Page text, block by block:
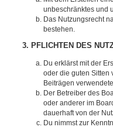
unbeschränktes und
Das Nutzungsrecht
bestehen.
3. PFLICHTEN DES
Du erklärst mit der
oder die guten Sitten
Beiträgen
Der Betreiber des
oder anderer im
dauerhaft von der
Du nimmst zur